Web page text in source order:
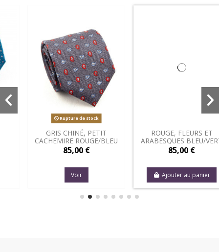
ROUGE, FLEURS ET
ARABESQUES BLEU/VERT
85,00 €
Ajouter au panier
JEANS PETITS
85,00 €
Voir